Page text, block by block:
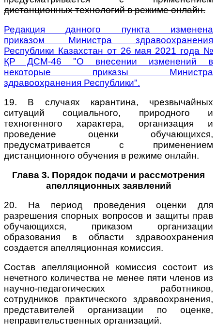
дистанционных технологий в режиме онлайн.
Редакция данного пункта изменена
приказом Министра здравоохранения
Республики Казахстан от 26 мая 2021 года №
ҚР ДСМ-46 "О внесении изменений в
некоторые приказы Министра
здравоохранения Республики".
19. В случаях карантина, чрезвычайных
ситуаций социального, природного и
техногенного характера, организация и
проведение оценки обучающихся,
предусматривается с применением
дистанционного обучения в режиме онлайн.
Глава 3. Порядок подачи и рассмотрения
апелляционных заявлений
20. На период проведения оценки для
разрешения спорных вопросов и защиты прав
обучающихся, приказом организации
образования в области здравоохранения
создается апелляционная комиссия.
Состав апелляционной комиссия состоит из
нечетного количества не менее пяти членов из
научно-педагогических работников,
сотрудников практического здравоохранения,
представителей организации по оценке,
неправительственных организаций.